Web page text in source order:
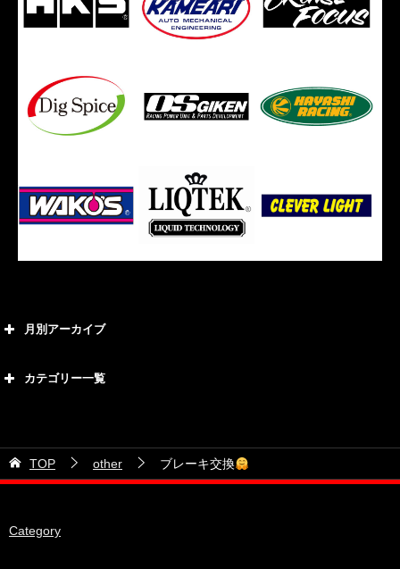
月別アーカイブ
2026年5月
2026年4月
2026年2月
カテゴリー一覧
21号車
28号車
TOP other ブレーキ交換
Category